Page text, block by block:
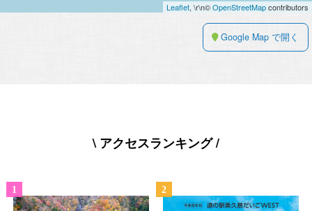
Leaflet, \r\n©OpenStreetMapcontributors
Google Map で開く
\ アクセスランキング /